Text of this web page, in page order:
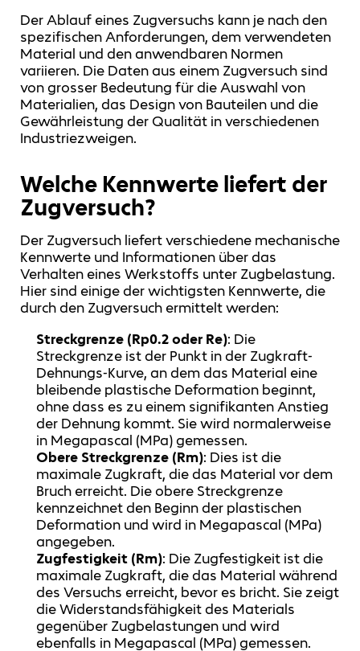
Der Ablauf eines Zugversuchs kann je nach den
spezifischen Anforderungen, dem verwendeten
Material und den anwendbaren Normen
variieren. Die Daten aus einem Zugversuch sind
von grosser Bedeutung für die Auswahl von
Materialien, das Design von Bauteilen und die
Gewährleistung der Qualität in verschiedenen
Industriezweigen.
Welche Kennwerte liefert der
Zugversuch?
Der Zugversuch liefert verschiedene mechanische
Kennwerte und Informationen über das
Verhalten eines Werkstoffs unter Zugbelastung.
Hier sind einige der wichtigsten Kennwerte, die
durch den Zugversuch ermittelt werden:
Streckgrenze (Rp0.2 oder Re): Die
Streckgrenze ist der Punkt in der Zugkraft-
Dehnungs-Kurve, an dem das Material eine
bleibende plastische Deformation beginnt,
ohne dass es zu einem signifikanten Anstieg
der Dehnung kommt. Sie wird normalerweise
in Megapascal (MPa) gemessen.
Obere Streckgrenze (Rm): Dies ist die
maximale Zugkraft, die das Material vor dem
Bruch erreicht. Die obere Streckgrenze
kennzeichnet den Beginn der plastischen
Deformation und wird in Megapascal (MPa)
angegeben.
Zugfestigkeit (Rm): Die Zugfestigkeit ist die
maximale Zugkraft, die das Material während
des Versuchs erreicht, bevor es bricht. Sie zeigt
die Widerstandsfähigkeit des Materials
gegenüber Zugbelastungen und wird
ebenfalls in Megapascal (MPa) gemessen.